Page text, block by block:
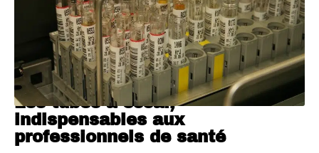
Les tubes à essai,
indispensables aux
professionnels de santé